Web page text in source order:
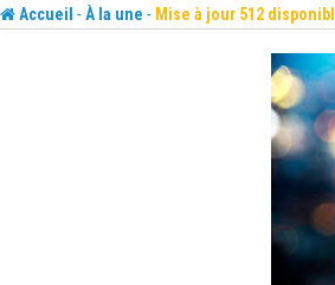
Accueil -À la une - Mise à jour 512